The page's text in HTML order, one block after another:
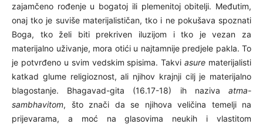
zajamčeno rođenje u bogatoj ili plemenitoj obitelji. Međutim,
onaj tko je suviše materijalističan, tko i ne pokušava spoznati
Boga, tko želi biti prekriven iluzijom i tko je vezan za
materijalno uživanje, mora otići u najtamnije predjele pakla. To
je potvrđeno u svim vedskim spisima. Takviasure materijalisti
katkad glume religioznost, ali njihov krajnji cilj je materijalno
blagostanje. Bhagavad-gita (16.17-18) ih naziva atma-
sambhavitom, što znači da se njihova veličina temelji na
prijevarama, a moć na glasovima neukih i vlastitom